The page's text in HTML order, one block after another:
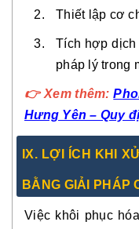
Thiết lập cơ
Tích hợp dịch
pháp lý trong
👉 Xem thêm:
Hưng Yên – Quy
IX. LỢI ÍCH KHI
BẰNG GIẢI PHÁP
Việc khôi phục